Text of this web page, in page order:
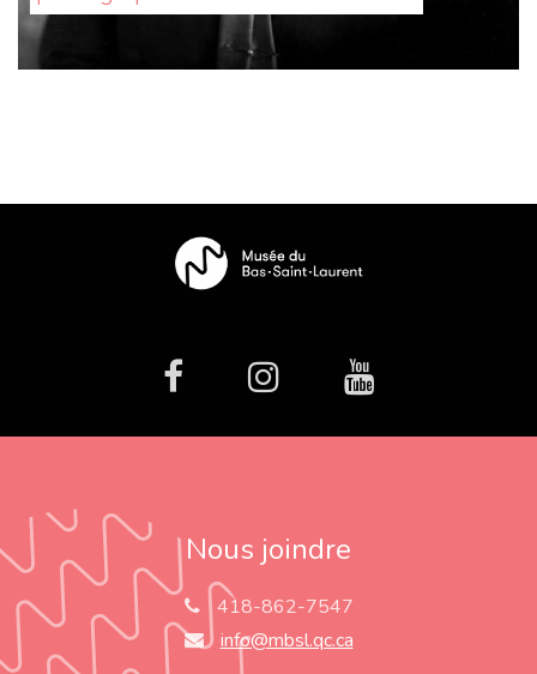
facebookInstagramYoutube
Nous joindre
418-862-7547
info@mbsl.qc.ca